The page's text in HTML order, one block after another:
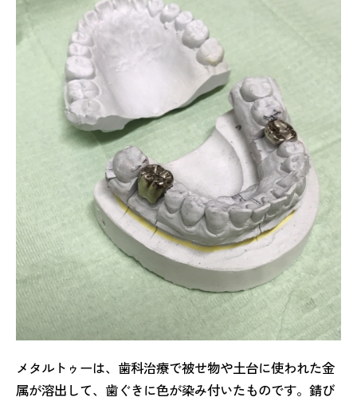
メタルトゥーは、歯科治療で被せ物や土台に使われた金
属が溶出して、歯ぐきに色が染み付いたものです。錆び